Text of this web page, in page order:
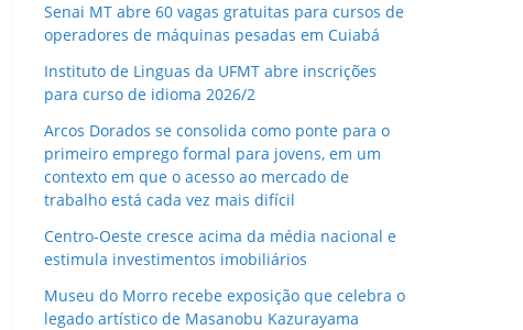
Senai MT abre 60 vagas gratuitas para cursos de
operadores de máquinas pesadas em Cuiabá
Instituto de Linguas da UFMT abre inscrições
para curso de idioma 2026/2
Arcos Dorados se consolida como ponte para o
primeiro emprego formal para jovens, em um
contexto em que o acesso ao mercado de
trabalho está cada vez mais difícil
Centro-Oeste cresce acima da média nacional e
estimula investimentos imobiliários
Museu do Morro recebe exposição que celebra o
legado artístico de Masanobu Kazurayama